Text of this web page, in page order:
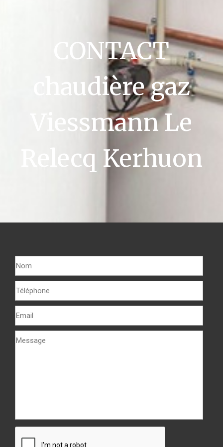
CONTACT
chaudière gaz
Viessmann Le
Relecq Kerhuon